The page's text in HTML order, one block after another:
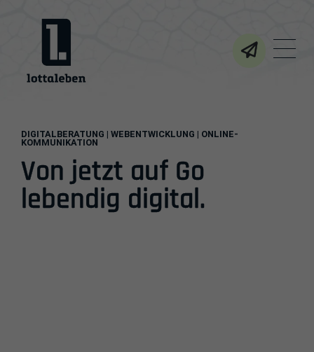
DIGITALBERATUNG | WEBENTWICKLUNG | ONLINE-
KOMMUNIKATION
Von jetzt auf Go
lebendig digital.